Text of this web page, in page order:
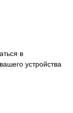
в
устройства